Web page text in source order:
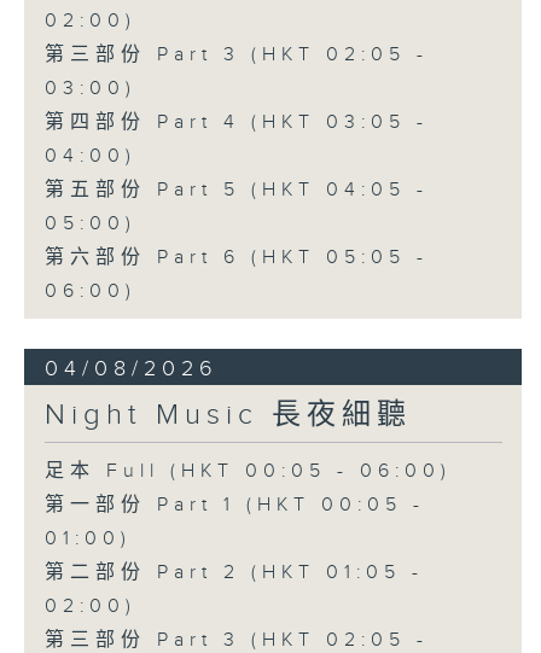
02:00)
第三部份 Part 3 (HKT 02:05 -
03:00)
第四部份 Part 4 (HKT 03:05 -
04:00)
第五部份 Part 5 (HKT 04:05 -
05:00)
第六部份 Part 6 (HKT 05:05 -
06:00)
04/08/2026
Night Music 長夜細聽
足本 Full (HKT 00:05 - 06:00)
第一部份 Part 1 (HKT 00:05 -
01:00)
第二部份 Part 2 (HKT 01:05 -
02:00)
第三部份 Part 3 (HKT 02:05 -